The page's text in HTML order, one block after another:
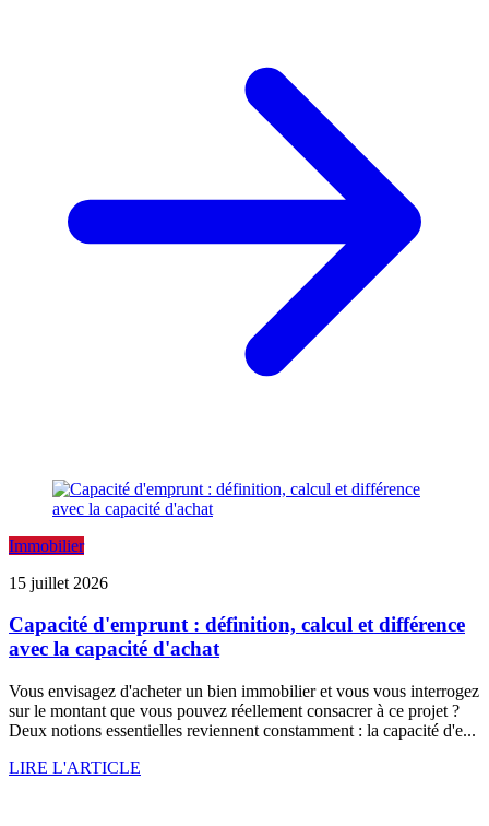
Immobilier
15 juillet 2026
Capacité d'emprunt : définition, calcul et différence
avec la capacité d'achat
Vous envisagez d'acheter un bien immobilier et vous vous interrogez
sur le montant que vous pouvez réellement consacrer à ce projet ?
Deux notions essentielles reviennent constamment : la capacité d'e...
LIRE L'ARTICLE